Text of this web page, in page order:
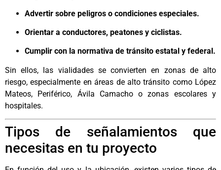
Advertir sobre peligros o condiciones especiales.
Orientar a conductores, peatones y ciclistas.
Cumplir con la normativa de tránsito estatal y federal.
Sin ellos, las vialidades se convierten en zonas de alto
riesgo, especialmente en áreas de alto tránsito como López
Mateos, Periférico, Ávila Camacho o zonas escolares y
hospitales.
Tipos de señalamientos que
necesitas en tu proyecto